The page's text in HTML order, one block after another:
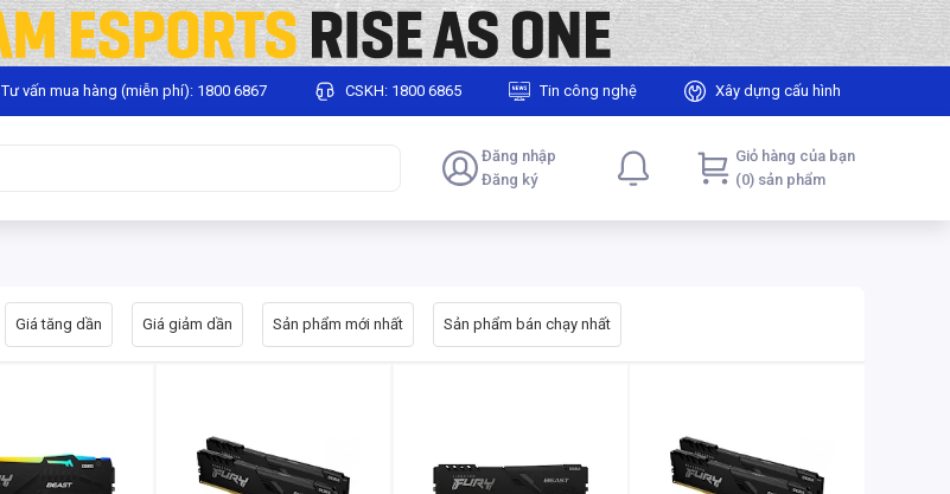
Tư vấn mua hàng (miễn phí): 1800 6867 CSKH: 1800 6865 Tin công nghệ Xây dựng cấu hình
Đăng nhập
Đăng ký
Giỏ hàng của bạn
(0) sản phẩm
Giá tăng dần Giá giảm dần Sản phẩm mới nhất Sản phẩm bán chạy nhất